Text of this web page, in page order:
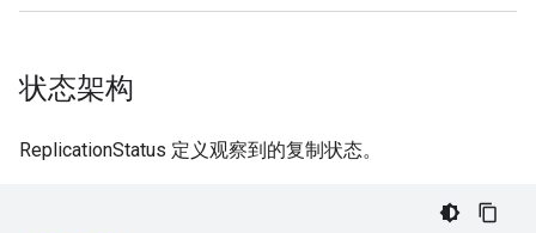
状态架构
ReplicationStatus 定义观察到的复制状态。